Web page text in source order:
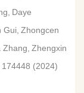
Daye
Gui, Zhongcen
Zhengxin
174448 (2024)